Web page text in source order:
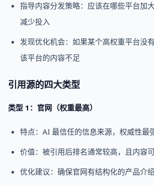
指导内容分发策略：应该在哪些平台加
减少投入
发现优化机会：如果某个高权重平台没
该平台的内容不足
引用源的四大类型
类型 1：官网（权重最高）
特点：AI 最信任的信息来源，权威性最
价值：被引用后排名通常较高，且内容
优化建议：确保官网有结构化的产品介